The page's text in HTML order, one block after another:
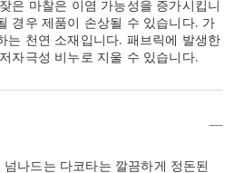
은 마찰은 이염 가능성을 증가시킵니
경우 제품이 손상될 수 있습니다. 가
는 천연 소재입니다. 패브릭에 발생한
자극성 비누로 지울 수 있습니다.
나드는 다코타는 깔끔하게 정돈된